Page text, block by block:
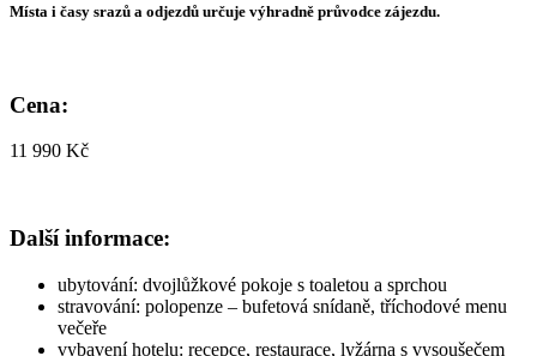
Místa i časy srazů a odjezdů určuje výhradně průvodce zájezdu.
Cena:
11 990 Kč
Další informace:
ubytování: dvojlůžkové pokoje s toaletou a sprchou
stravování: polopenze – bufetová snídaně, tříchodové menu
večeře
vybavení hotelu: recepce, restaurace, lyžárna s vysoušečem